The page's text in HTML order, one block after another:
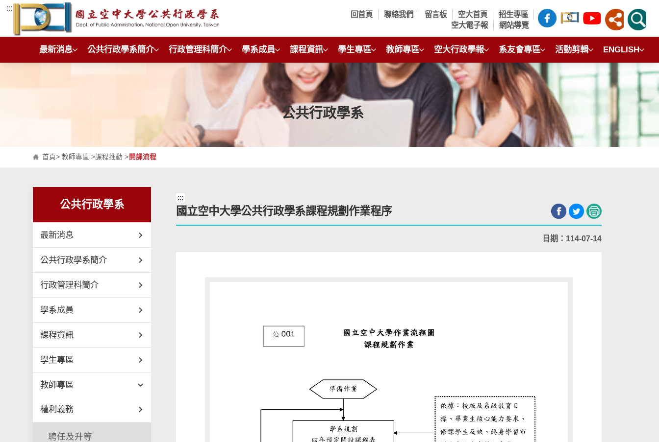
跳到主要內容區塊
:::
回首頁 聯絡我們 留言板 空大首頁
招生專區
空大電子報
網站導覽
最新消息 公共行政學系簡介 行政管理科簡介 學系成員 課程資訊 學生專區 教師專區 空大行政學報 系友會專區 活動剪輯 ENGLISH
公共行政學系
首頁>教師專區 >課程推動 > 開課流程
公共行政學系
最新消息
公共行政學系簡介
行政管理科簡介
學系成員
課程資訊
學生專區
教師專區
權利義務
聘任及升等
:::
國立空中大學公共行政學系課程規劃作業程序
日期：114-07-14